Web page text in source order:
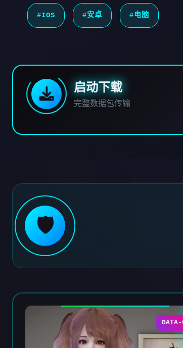
#IOS #安卓 #电脑
启动下载
完整数据包传输
🛡️